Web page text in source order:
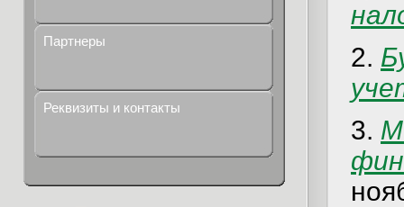
Партнеры
Реквизиты и контакты
2.
3.